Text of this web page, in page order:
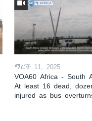
ማርች 11, 2025
VOA60 Africa - South
At least 16 dead,
injured as bus